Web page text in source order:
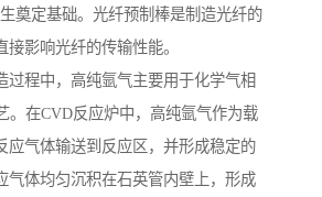
奠定基础。光纤预制棒是制造光纤的
接影响光纤的传输性能。
过程中，高纯氩气主要用于化学气相
。在CVD反应炉中，高纯氩气作为载
应气体输送到反应区，并形成稳定的
气体均匀沉积在石英管内壁上，形成